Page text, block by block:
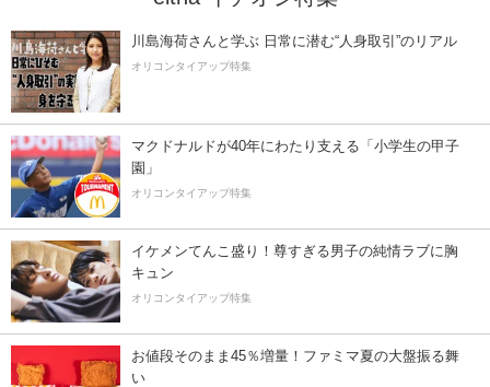
川島海荷さんと学ぶ 日常に潜む“人身取引”のリアル
オリコンタイアップ特集
マクドナルドが40年にわたり支える「小学生の甲子
園」
オリコンタイアップ特集
イケメンてんこ盛り！尊すぎる男子の純情ラブに胸
キュン
オリコンタイアップ特集
お値段そのまま45％増量！ファミマ夏の大盤振る舞
い